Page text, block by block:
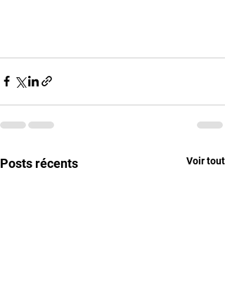
Posts récents Voir tout